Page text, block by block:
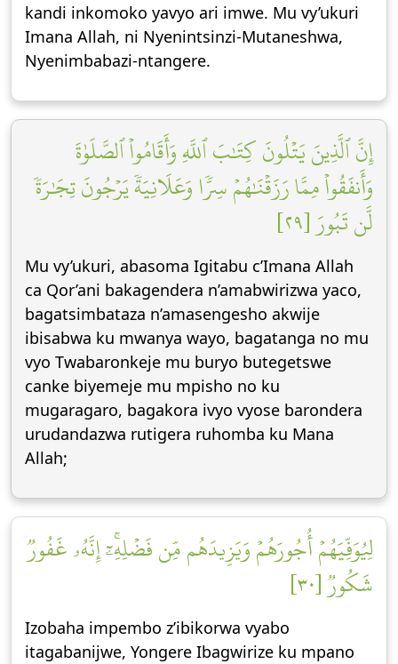
kandi inkomoko yavyo ari imwe. Mu vy’ukuri
Imana Allah, ni Nyenintsinzi-Mutaneshwa,
Nyenimbabazi-ntangere.
إِنَّ ٱلَّذِينَ يَتۡلُونَ كِتَٰبَ ٱللَّهِ وَأَقَامُواْ ٱلصَّلَوٰةَ
وَأَنفَقُواْ مِمَّا رَزَقۡنَٰهُمۡ سِرّٗا وَعَلَانِيَةٗ يَرۡجُونَ تِجَٰرَةٗ
لَّن تَبُورَ [٢٩]
Mu vy’ukuri, abasoma Igitabu c’Imana Allah
ca Qor’ani bakagendera n’amabwirizwa yaco,
bagatsimbataza n’amasengesho akwije
ibisabwa ku mwanya wayo, bagatanga no mu
vyo Twabaronkeje mu buryo butegetswe
canke biyemeje mu mpisho no ku
mugaragaro, bagakora ivyo vyose barondera
urudandazwa rutigera ruhomba ku Mana
Allah;
لِيُوَفِّيَهُمۡ أُجُورَهُمۡ وَيَزِيدَهُم مِّن فَضۡلِهِۦٓۚ إِنَّهُۥ غَفُورٞ
شَكُورٞ [٣٠]
Izobaha impembo z’ibikorwa vyabo
itagabanijwe, Yongere Ibagwirize ku mpano